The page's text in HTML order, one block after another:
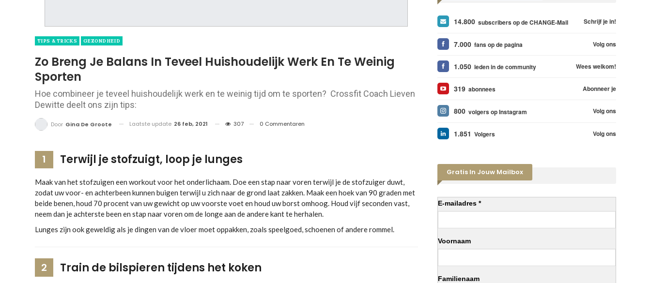
TIPS & TRICKS GEZONDHEID
Zo Breng Je Balans In Teveel Huishoudelijk Werk En Te Weinig
Sporten
Hoe combineer je teveel huishoudelijk werk en te weinig tijd om te sporten? Crossfit Coach Lieven
Dewitte deelt ons zijn tips:
Door Gina De Groote Laatste update 26 feb, 2021 307 0 Commentaren
1 Terwijl je stofzuigt, loop je lunges
Maak van het stofzuigen een workout voor het onderlichaam. Doe een stap naar voren terwijl je de stofzuiger duwt,
zodat uw voor- en achterbeen kunnen buigen terwijl u zich naar de grond laat zakken. Maak een hoek van 90 graden met
beide benen, houd 70 procent van uw gewicht op uw voorste voet en houd uw borst omhoog. Houd vijf seconden vast,
neem dan je achterste been en stap naar voren om de longe aan de andere kant te herhalen.
Lunges zijn ook geweldig als je dingen van de vloer moet oppakken, zoals speelgoed, schoenen of andere rommel.
2 Train de bilspieren tijdens het koken
14.800 subscribers op de CHANGE-Mail Schrijf je in!
7.000 fans op de pagina Volg ons
1.050 leden in de community Wees welkom!
319 abonnees Abonneer je
800 volgers op Instagram Volg ons
1.851 Volgers Volg ons
Gratis In Jouw Mailbox
E-mailadres *
Voornaam
Familienaam